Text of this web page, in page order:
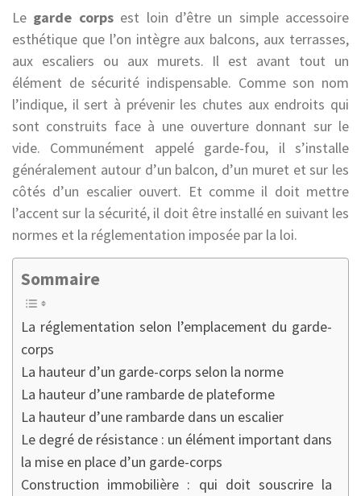
Le garde corpsest loin d’être un simple accessoire
esthétique que l’on intègre aux balcons, aux terrasses,
aux escaliers ou aux murets. Il est avant tout un
élément de sécurité indispensable. Comme son nom
l’indique, il sert à prévenir les chutes aux endroits qui
sont construits face à une ouverture donnant sur le
vide. Communément appelé garde-fou, il s’installe
généralement autour d’un balcon, d’un muret et sur les
côtés d’un escalier ouvert. Et comme il doit mettre
l’accent sur la sécurité, il doit être installé en suivant les
normes et la réglementation imposée par la loi.
Sommaire
La réglementation selon l’emplacement du garde-
corps
La hauteur d’un garde-corps selon la norme
La hauteur d’une rambarde de plateforme
La hauteur d’une rambarde dans un escalier
Le degré de résistance : un élément important dans
la mise en place d’un garde-corps
Construction immobilière : qui doit souscrire la